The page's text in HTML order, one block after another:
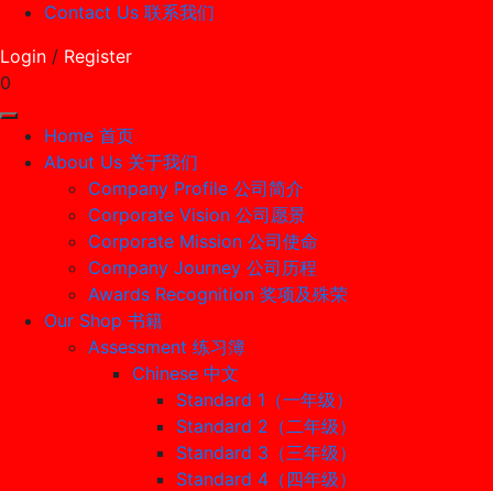
Contact Us 联系我们
Login / Register
0
Home 首页
About Us 关于我们
Company Profile 公司简介
Corporate Vision 公司愿景
Corporate Mission 公司使命
Company Journey 公司历程
Awards Recognition 奖项及殊荣
Our Shop 书籍
Assessment 练习簿
Chinese 中文
Standard 1（一年级）
Standard 2（二年级）
Standard 3（三年级）
Standard 4（四年级）